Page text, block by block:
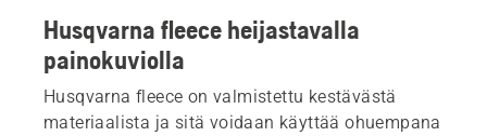
Husqvarna fleece heijastavalla
painokuviolla
Husqvarna fleece on valmistettu kestävästä
materiaalista ja sitä voidaan käyttää ohuempana